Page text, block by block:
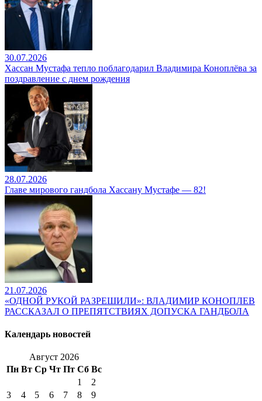
30.07.2026
Хассан Мустафа тепло поблагодарил Владимира Коноплёва за
поздравление с днем рождения
28.07.2026
Главе мирового гандбола Хассану Мустафе — 82!
21.07.2026
«ОДНОЙ РУКОЙ РАЗРЕШИЛИ»: ВЛАДИМИР КОНОПЛЕВ
РАССКАЗАЛ О ПРЕПЯТСТВИЯХ ДОПУСКА ГАНДБОЛА
Календарь новостей
Август 2026
Пн Вт Ср Чт Пт Сб Вс
1
2
3
4 5 6 7 8
9